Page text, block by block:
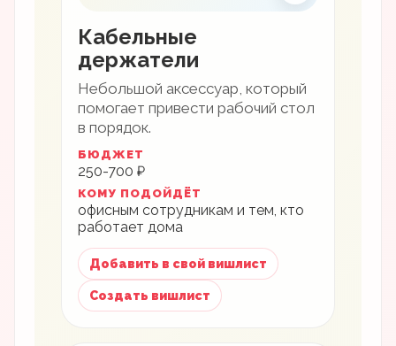
Кабельные
держатели
Небольшой аксессуар, который
помогает привести рабочий стол
в порядок.
БЮДЖЕТ
250-700 ₽
КОМУ ПОДОЙДЁТ
офисным сотрудникам и тем, кто
работает дома
Добавить в свой вишлист
Создать вишлист